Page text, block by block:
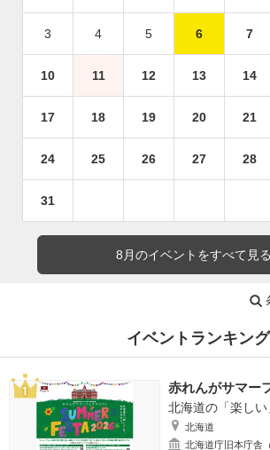
3 4 5 6 7
10 11 12 13 14
17 18 19 20 21
24 25 26 27 28
31
8月のイベントをすべて見る
イベントランキング
赤れんがサマー
北海道の「楽し
北海道
北海道庁旧本庁舎